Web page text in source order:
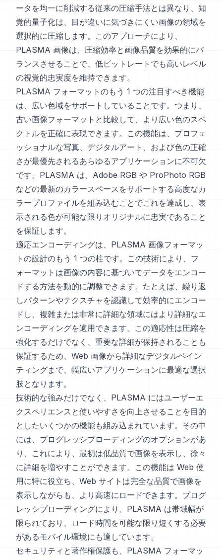
ータを均一に削減する従来の圧縮手法とは異なり、知
覚的量子化は、目が違いに気づきにくい画像の領域を
選択的に圧縮します。このアプローチにより、
PLASMA 画像は、圧縮効率と画像品質を効果的にバ
ランスさせることで、低ビットレートでも高いレベル
の視覚的忠実度を維持できます。
PLASMA フォーマットのもう 1 つの注目すべき機能
は、広い色域をサポートしていることです。つまり、
古い画像フォーマットと比較して、より広い色のスペ
クトルを正確に表現できます。この機能は、プロフェ
ッショナルな写真、デジタルアート、および色の正確
さが最優先されるあらゆるアプリケーションに不可欠
です。PLASMA は、Adobe RGB や ProPhoto RGB
などの最新のカラースペースをサポートする高度なカ
ラープロファイルを組み込むことでこれを達成し、表
示される色が可能な限りオリジナルに忠実であること
を保証します。
適応エンコーディングは、PLASMA 画像フォーマッ
トの設計のもう 1 つの柱です。この技術により、フ
ォーマットは画像の内容に基づいてデータをエンコー
ドする方法を動的に調整できます。たとえば、繰り返
しパターンやテクスチャを認識して効率的にエンコー
ドし、複雑または非常に詳細な領域にはより詳細なエ
ンコーディングを適用できます。この適応性は圧縮を
強化するだけでなく、重要な詳細が保持されることも
保証するため、Web 画像から詳細なデジタルペイン
ティングまで、幅広いアプリケーションに最適な選択
肢となります。
技術的な強みだけでなく、PLASMA にはユーザーエ
クスペリエンスと使いやすさを向上させることを目的
としたいくつかの機能も組み込まれています。その中
には、プログレッシブローディングのオプションがあ
り、これにより、最初は低品質で画像を表示し、徐々
に詳細を増やすことができます。この機能は Web 使
用に特に役立ち、Web サイトは完全な品質で画像を
表示しながらも、より高速にロードできます。プログ
レッシブローディングにより、PLASMA は帯域幅が
限られており、ロード時間を可能な限り短くする必要
があるモバイル環境にも適しています。
セキュリティと著作権保護も、PLASMA フォーマッ